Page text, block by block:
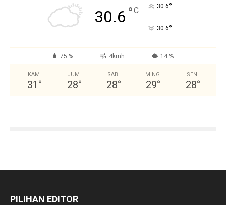
30.6 °C 30.6°
30.6°
75 % 4kmh 14 %
KAM
31 °
JUM
28°
SAB
28°
MING
29°
SEN
28°
PILIHAN EDITOR